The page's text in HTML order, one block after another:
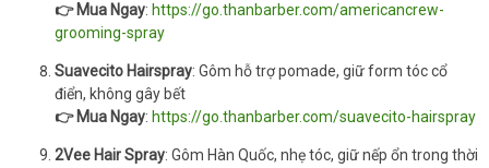
👉 Mua Ngay: https://go.thanbarber.com/americancrew-
grooming-spray
Suavecito Hairspray: Gôm hỗ trợ pomade, giữ form tóc cổ
điển, không gây bết
👉 Mua Ngay: https://go.thanbarber.com/suavecito-hairspray
2Vee Hair Spray: Gôm Hàn Quốc, nhẹ tóc, giữ nếp ổn trong thời